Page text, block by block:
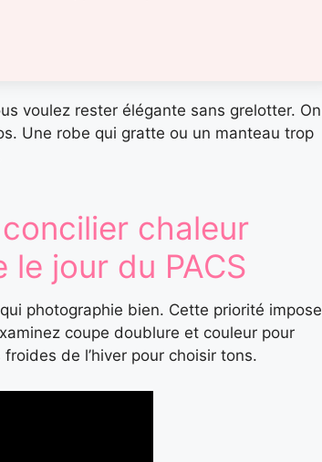
voulez rester élégante sans grelotter. On
Une robe qui gratte ou un manteau trop
chaleur
jour du PACS
photographie bien. Cette priorité impose
coupe doublure et couleur pour
de l’hiver pour choisir tons.